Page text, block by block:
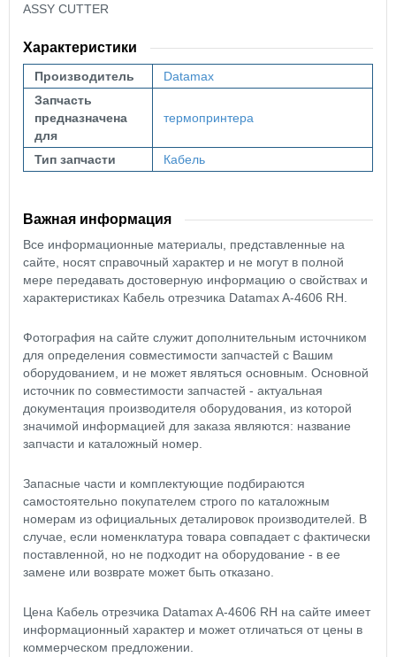
ASSY CUTTER
Характеристики
Производитель
Datamax
Запчасть
предназначена
для
термопринтера
Тип запчасти Кабель
Важная информация
Все информационные материалы, представленные на
сайте, носят справочный характер и не могут в полной
мере передавать достоверную информацию о свойствах и
характеристиках Кабель отрезчика Datamax A-4606 RH.
Фотография на сайте служит дополнительным источником
для определения совместимости запчастей с Вашим
оборудованием, и не может являться основным. Основной
источник по совместимости запчастей - актуальная
документация производителя оборудования, из которой
значимой информацией для заказа являются: название
запчасти и каталожный номер.
Запасные части и комплектующие подбираются
самостоятельно покупателем строго по каталожным
номерам из официальных деталировок производителей. В
случае, если номенклатура товара совпадает с фактически
поставленной, но не подходит на оборудование - в ее
замене или возврате может быть отказано.
Цена Кабель отрезчика Datamax A-4606 RH на сайте имеет
информационный характер и может отличаться от цены в
коммерческом предложении.